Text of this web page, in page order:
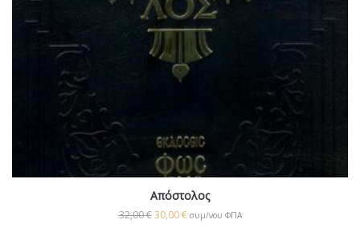
Απόστολος
32,00€ 30,00€ συμ/νου ΦΠΑ